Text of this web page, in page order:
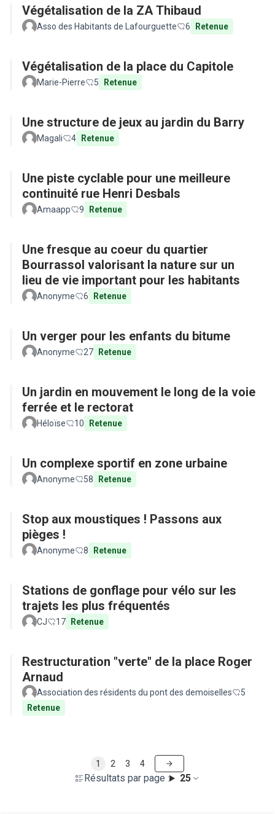
Végétalisation de la ZA Thibaud
Asso des Habitants de Lafourguette 6 Retenue
Végétalisation de la place du Capitole
Marie-Pierre 5 Retenue
Une structure de jeux au jardin du Barry
Magali 4 Retenue
Une piste cyclable pour une meilleure
continuité rue Henri Desbals
Amaapp 9 Retenue
Une fresque au coeur du quartier
Bourrassol valorisant la nature sur un
lieu de vie important pour les habitants
Anonyme 6 Retenue
Un verger pour les enfants du bitume
Anonyme 27 Retenue
Un jardin en mouvement le long de la voie
ferrée et le rectorat
Héloïse 10 Retenue
Un complexe sportif en zone urbaine
Anonyme 58 Retenue
Stop aux moustiques ! Passons aux
pièges !
Anonyme 8 Retenue
Stations de gonflage pour vélo sur les
trajets les plus fréquentés
CJ 17 Retenue
Restructuration "verte" de la place Roger
Arnaud
Association des résidents du pont des demoiselles
5
Retenue
Résultats par page : 25
1 2 3 4